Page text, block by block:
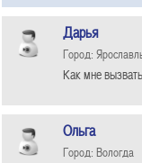
Дарья
Город:
Как мне
Ольга
Город: Вологда